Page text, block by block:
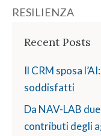
RESILIENZA
Recent Posts
Il CRM sposa
soddisfatti
Da NAV-LAB
contributi degli